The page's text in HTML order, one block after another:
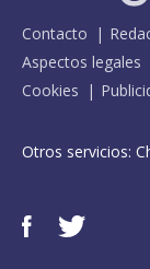
Contacto
Aspectos legales
Cookies
Otros servicios: